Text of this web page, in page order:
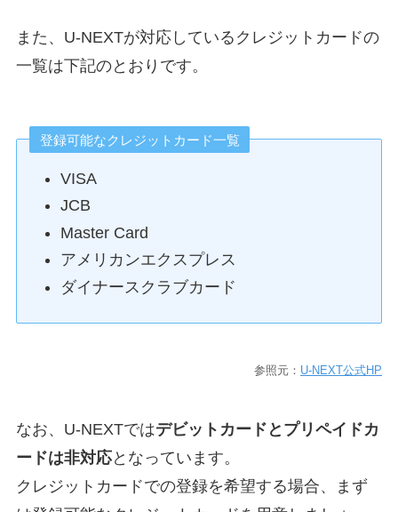
また、U-NEXTが対応しているクレジットカードの
一覧は下記のとおりです。
登録可能なクレジットカード一覧
VISA
JCB
Master Card
アメリカンエクスプレス
ダイナースクラブカード
参照元： U-NEXT公式HP
なお、U-NEXTではデビットカードとプリペイドカ
ードは非対応となっています。
クレジットカードでの登録を希望する場合、まず